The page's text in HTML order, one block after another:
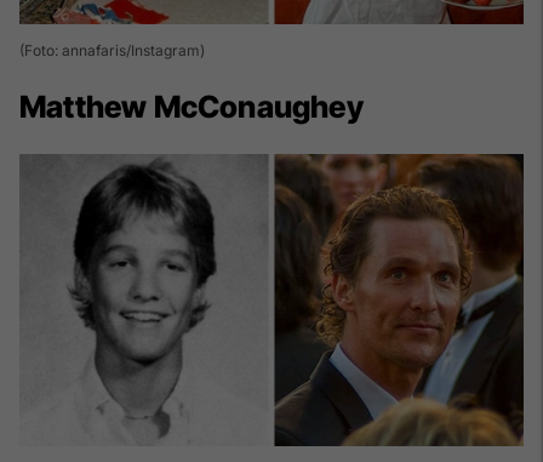
(Foto: annafaris/Instagram)
Matthew McConaughey